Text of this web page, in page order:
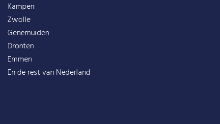
Kampen
Zwolle
Genemuiden
Dronten
Emmen
En de rest vanNederland